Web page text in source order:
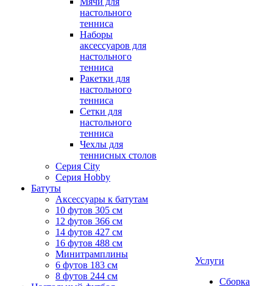
настольного
тенниса
Наборы
аксессуаров для
настольного
тенниса
Ракетки для
настольного
тенниса
Сетки для
настольного
тенниса
Чехлы для
теннисных столов
Серия City
Серия Hobby
Батуты
Аксессуары к батутам
10 футов 305 см
12 футов 366 см
14 футов 427 см
16 футов 488 см
Минитрамплины
6 футов 183 см
8 футов 244 см
Услуги
Сборка